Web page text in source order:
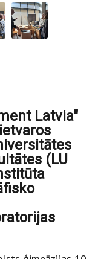
Latvia"
(LU